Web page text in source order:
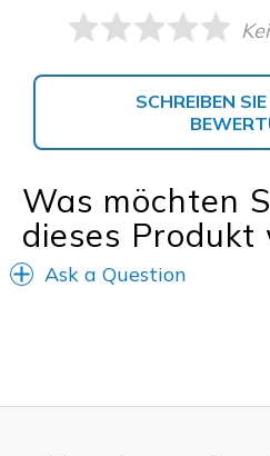
SCHREIBEN
Was möchten
dieses Produkt
Ask a Question